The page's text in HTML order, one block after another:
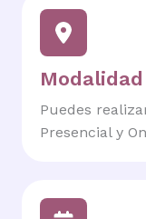
Modalidad
Puedes
Presencial y